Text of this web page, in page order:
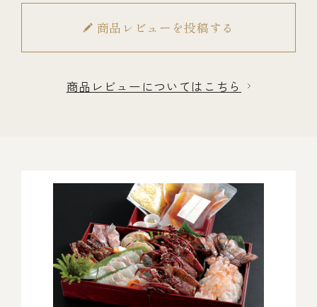
商品レビューを投稿する
商品レビューについてはこちら